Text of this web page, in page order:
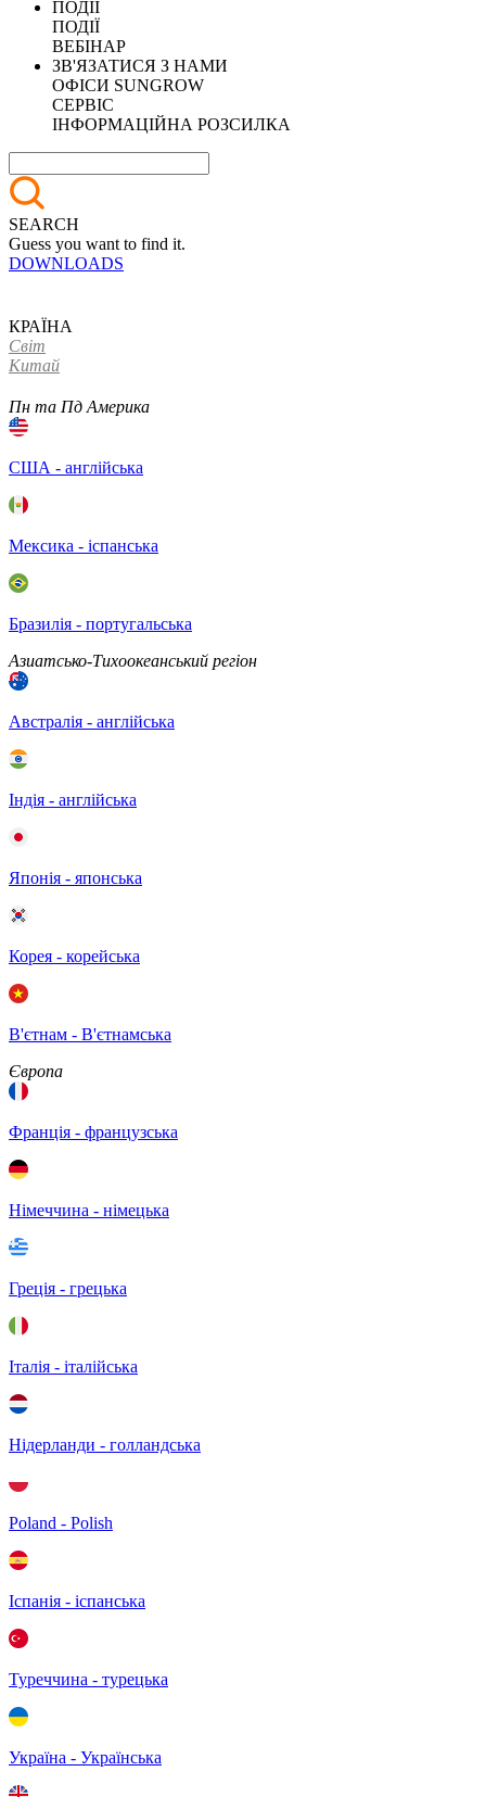
ПОДІЇ
ПОДІЇ
ВЕБІНАР
ЗВ'ЯЗАТИСЯ З НАМИ
ОФІСИ SUNGROW
СЕРВІС
ІНФОРМАЦІЙНА РОЗСИЛКА
SEARCH
Guess you want to find it.
DOWNLOADS
КРАЇНА
Світ
Китай
Пн та Пд Америка
США - англійська
Мексика - іспанська
Бразилія - португальська
Азиатсько-Тихоокеанський регіон
Австралія - англійська
Індія - англійська
Японія - японська
Корея - корейська
В'єтнам - B'єтнамська
Європа
Франція - французська
Німеччина - німецька
Греція - грецька
Італія - італійська
Нідерланди - голландська
Poland - Polish
Іспанія - іспанська
Туреччина - турецька
Україна - Українська